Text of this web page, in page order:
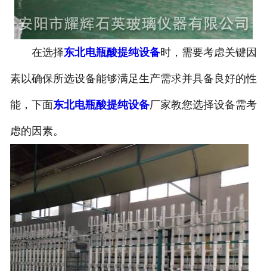
在选择东北电瓶酸提纯设备时，需要考虑关键因
素以确保所选设备能够满足生产需求并具备良好的性
能，下面东北电瓶酸提纯设备厂家教您选择设备需考
虑的因素。